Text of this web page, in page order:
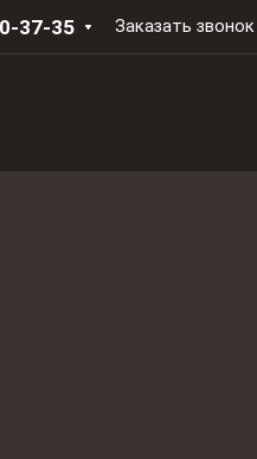
37-35 Заказать звонок